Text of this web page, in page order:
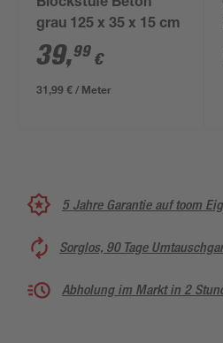
Blockstufe Beton
grau 125 x 35 x 15 cm
39,99 €
31,99 € / Meter
5 Jahre Garantie auf toom
Sorglos, 90 Tage
Abholung im Markt in 2